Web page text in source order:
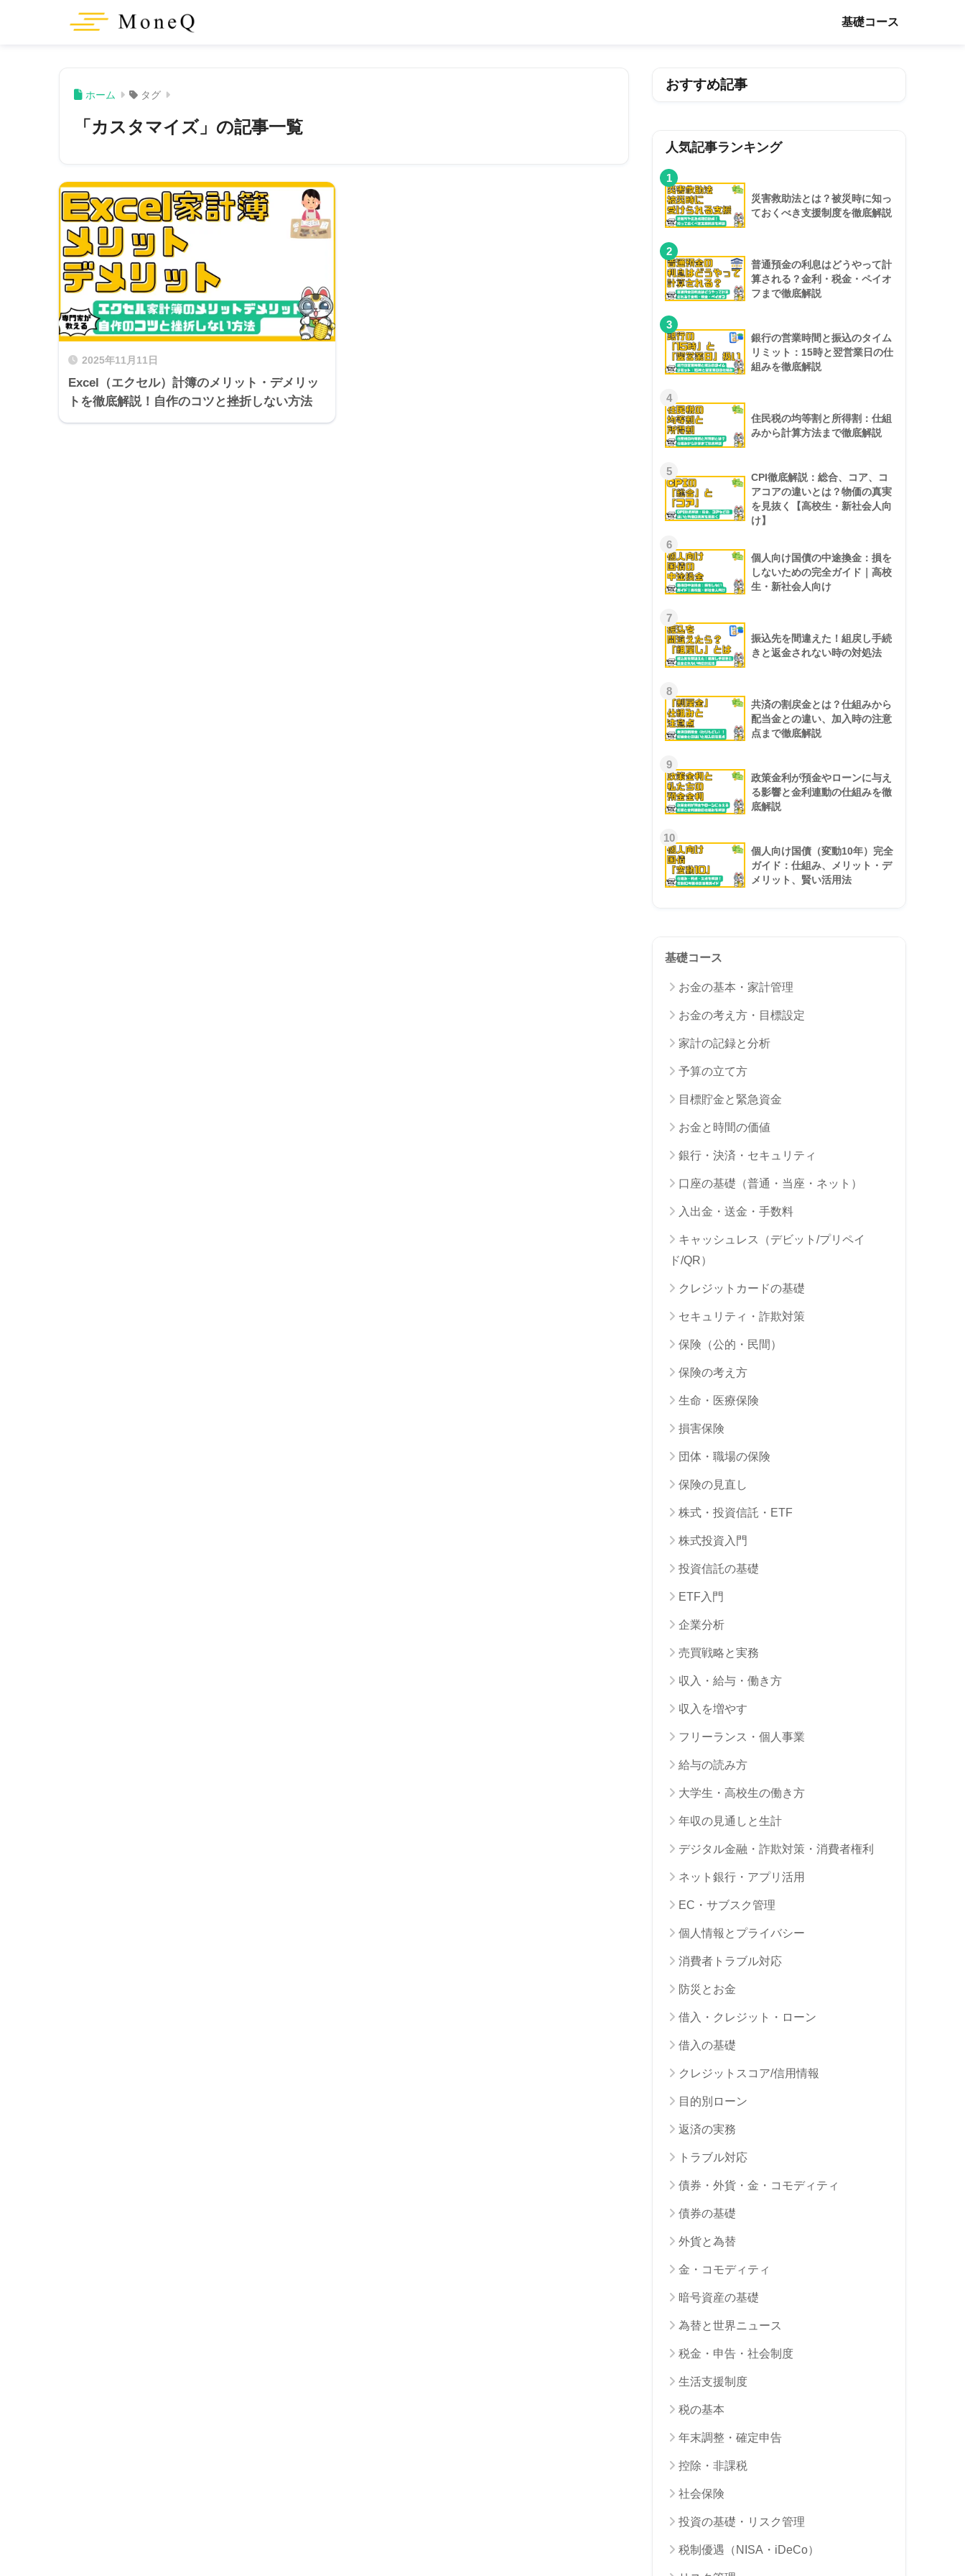
基礎コース
ホーム タグ
「カスタマイズ」の記事一覧
2025年11月11日
Excel（エクセル）計簿のメリット・デメリッ
トを徹底解説！自作のコツと挫折しない方法
おすすめ記事
人気記事ランキング
1
災害救助法とは？被災時に知っ
ておくべき支援制度を徹底解説
2
普通預金の利息はどうやって計
算される？金利・税金・ペイオ
フまで徹底解説
3
銀行の営業時間と振込のタイム
リミット：15時と翌営業日の仕
組みを徹底解説
4
住民税の均等割と所得割：仕組
みから計算方法まで徹底解説
5
CPI徹底解説：総合、コア、コ
アコアの違いとは？物価の真実
を見抜く【高校生・新社会人向
け】
6
個人向け国債の中途換金：損を
しないための完全ガイド｜高校
生・新社会人向け
7
振込先を間違えた！組戻し手続
きと返金されない時の対処法
8
共済の割戻金とは？仕組みから
配当金との違い、加入時の注意
点まで徹底解説
9
政策金利が預金やローンに与え
る影響と金利連動の仕組みを徹
底解説
10
個人向け国債（変動10年）完全
ガイド：仕組み、メリット・デ
メリット、賢い活用法
基礎コース
お金の基本・家計管理
お金の考え方・目標設定
家計の記録と分析
予算の立て方
目標貯金と緊急資金
お金と時間の価値
銀行・決済・セキュリティ
口座の基礎（普通・当座・ネット）
入出金・送金・手数料
キャッシュレス（デビット/プリペイ
ド/QR）
クレジットカードの基礎
セキュリティ・詐欺対策
保険（公的・民間）
保険の考え方
生命・医療保険
損害保険
団体・職場の保険
保険の見直し
株式・投資信託・ETF
株式投資入門
投資信託の基礎
ETF入門
企業分析
売買戦略と実務
収入・給与・働き方
収入を増やす
フリーランス・個人事業
給与の読み方
大学生・高校生の働き方
年収の見通しと生計
デジタル金融・詐欺対策・消費者権利
ネット銀行・アプリ活用
EC・サブスク管理
個人情報とプライバシー
消費者トラブル対応
防災とお金
借入・クレジット・ローン
借入の基礎
クレジットスコア/信用情報
目的別ローン
返済の実務
トラブル対応
債券・外貨・金・コモディティ
債券の基礎
外貨と為替
金・コモディティ
暗号資産の基礎
為替と世界ニュース
税金・申告・社会制度
生活支援制度
税の基本
年末調整・確定申告
控除・非課税
社会保険
投資の基礎・リスク管理
税制優遇（NISA・iDeCo）